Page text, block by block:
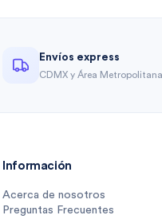
Envíos express
CDMX y Área Metropolitana
Información
Acerca de nosotros
Preguntas Frecuentes